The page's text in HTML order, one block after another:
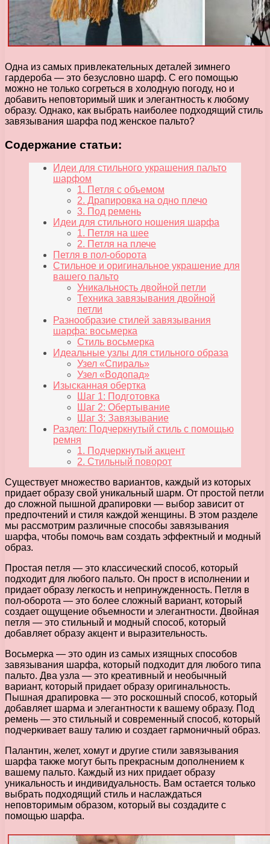
Одна из самых привлекательных деталей зимнего
гардероба — это безусловно шарф. С его помощью
можно не только согреться в холодную погоду, но и
добавить неповторимый шик и элегантность к любому
образу. Однако, как выбрать наиболее подходящий стиль
завязывания шарфа под женское пальто?
Содержание статьи:
Идеи для стильного украшения пальто
шарфом
1. Петля с объемом
2. Драпировка на одно плечо
3. Под ремень
Идеи для стильного ношения шарфа
1. Петля на шее
2. Петля на плече
Петля в пол-оборота
Стильное и оригинальное украшение для
вашего пальто
Уникальность двойной петли
Техника завязывания двойной
петли
Разнообразие стилей завязывания
шарфа: восьмерка
Стиль восьмерка
Идеальные узлы для стильного образа
Узел «Спираль»
Узел «Водопад»
Изысканная обертка
Шаг 1: Подготовка
Шаг 2: Обертывание
Шаг 3: Завязывание
Раздел: Подчеркнутый стиль с помощью
ремня
1. Подчеркнутый акцент
2. Стильный поворот
Существует множество вариантов, каждый из которых
придает образу свой уникальный шарм. От простой петли
до сложной пышной драпировки — выбор зависит от
предпочтений и стиля каждой женщины. В этом разделе
мы рассмотрим различные способы завязывания
шарфа, чтобы помочь вам создать эффектный и модный
образ.
Простая петля — это классический способ, который
подходит для любого пальто. Он прост в исполнении и
придает образу легкость и непринужденность. Петля в
пол-оборота — это более сложный вариант, который
создает ощущение объемности и элегантности. Двойная
петля — это стильный и модный способ, который
добавляет образу акцент и выразительность.
Восьмерка — это один из самых изящных способов
завязывания шарфа, который подходит для любого типа
пальто. Два узла — это креативный и необычный
вариант, который придает образу оригинальность.
Пышная драпировка — это роскошный способ, который
добавляет шарма и элегантности к вашему образу. Под
ремень — это стильный и современный способ, который
подчеркивает вашу талию и создает гармоничный образ.
Палантин, желет, хомут и другие стили завязывания
шарфа также могут быть прекрасным дополнением к
вашему пальто. Каждый из них придает образу
уникальность и индивидуальность. Вам остается только
выбрать подходящий стиль и наслаждаться
неповторимым образом, который вы создадите с
помощью шарфа.